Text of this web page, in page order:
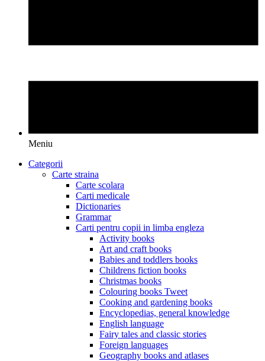
Meniu
Categorii
Carte straina
Carte scolara
Carti medicale
Dictionaries
Grammar
Carti pentru copii in limba engleza
Activity books
Art and craft books
Babies and toddlers books
Childrens fiction books
Christmas books
Colouring books Tweet
Cooking and gardening books
Encyclopedias, general knowledge
English language
Fairy tales and classic stories
Foreign languages
Geography books and atlases